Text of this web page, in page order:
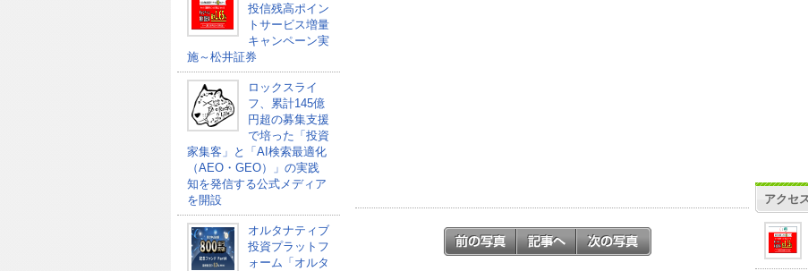
投信残高ポイン
トサービス増量
キャンペーン実
施～松井証券
ロックスライ
フ、累計145億
円超の募集支援
で培った「投資
家集客」と「AI検索最適化
（AEO・GEO）」の実践
知を発信する公式メディア
を開設
オルタナティブ
投資プラットフ
ォーム「オルタ
アクセ